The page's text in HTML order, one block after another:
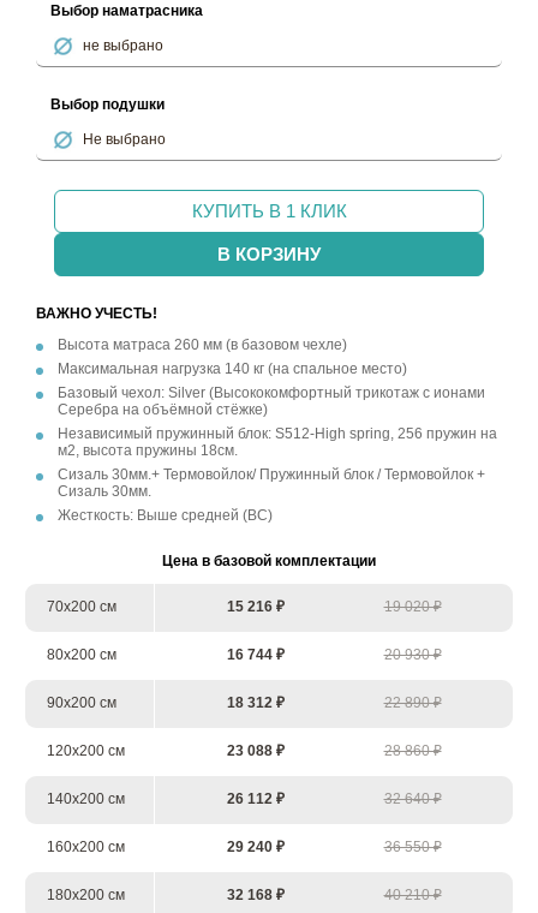
Выбор наматрасника
не выбрано
Выбор подушки
Не выбрано
КУПИТЬ В 1 КЛИК
В КОРЗИНУ
ВАЖНО УЧЕСТЬ!
Высота матраса 260 мм (в базовом чехле)
Максимальная нагрузка 140 кг (на спальное место)
Базовый чехол: Silver (Высококомфортный трикотаж с ионами
Серебра на объёмной стёжке)
Независимый пружинный блок: S512-High spring, 256 пружин на
м2, высота пружины 18см.
Cизаль 30мм.+ Термовойлок/ Пружинный блок / Термовойлок +
Сизаль 30мм.
Жесткость: Выше средней (ВС)
Цена в базовой комплектации
70х200 см 15 216 ₽ 19 020 ₽
80х200 см 16 744 ₽ 20 930 ₽
90х200 см 18 312 ₽ 22 890 ₽
120х200 см 23 088 ₽ 28 860 ₽
140х200 см 26 112 ₽ 32 640 ₽
160х200 см 29 240 ₽ 36 550 ₽
180х200 см 32 168 ₽ 40 210 ₽